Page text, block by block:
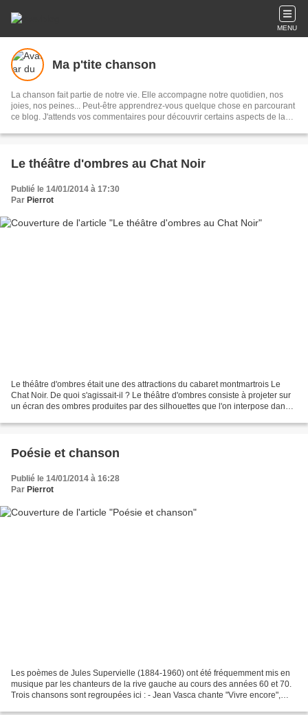
MENU
Ma p'tite chanson
La chanson fait partie de notre vie. Elle accompagne notre quotidien, nos
joies, nos peines... Peut-être apprendrez-vous quelque chose en parcourant
ce blog. J'attends vos commentaires pour découvrir certains aspects de la
Le théâtre d'ombres au Chat Noir
Publié le 14/01/2014 à 17:30
Par Pierrot
Le théâtre d'ombres était une des attractions du cabaret montmartrois Le
Chat Noir. De quoi s'agissait-il ? Le théâtre d'ombres consiste à projeter sur
un écran des ombres produites par des silhouettes que l'on interpose dans
Poésie et chanson
Publié le 14/01/2014 à 16:28
Par Pierrot
Les poèmes de Jules Supervielle (1884-1960) ont été fréquemment mis en
musique par les chanteurs de la rive gauche au cours des années 60 et 70.
Trois chansons sont regroupées ici : - Jean Vasca chante "Vivre encore",